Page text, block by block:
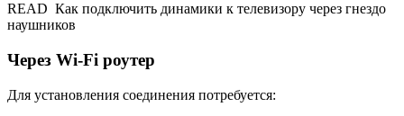
READ Как подключить динамики к телевизору через гнездо
наушников
Через Wi-Fi роутер
Для установления соединения потребуется: